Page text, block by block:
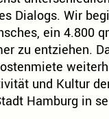
Dialogs. Wir
ein 4.800
zu entziehen.
und Kultur
Hamburg in